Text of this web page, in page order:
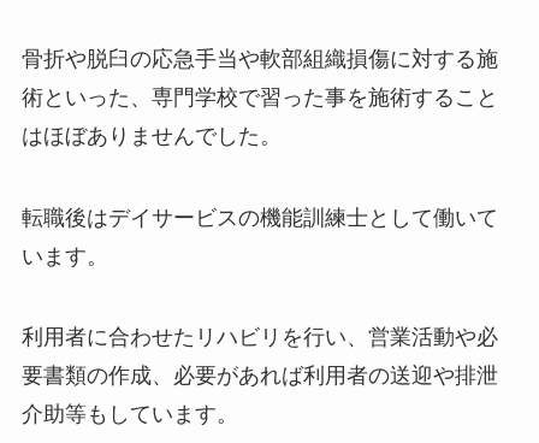
骨折や脱臼の応急手当や軟部組織損傷に対する施
術といった、専門学校で習った事を施術すること
はほぼありませんでした。
転職後はデイサービスの機能訓練士として働いて
います。
利用者に合わせたリハビリを行い、営業活動や必
要書類の作成、必要があれば利用者の送迎や排泄
介助等もしています。